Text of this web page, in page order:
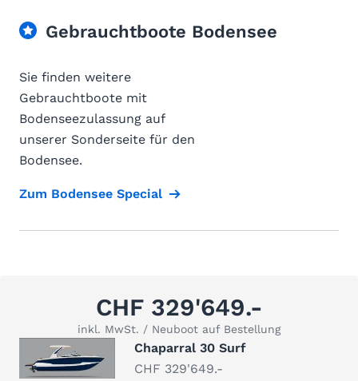
Gebrauchtboote Bodensee
Sie finden weitere
Gebrauchtboote mit
Bodenseezulassung auf
unserer Sonderseite für den
Bodensee.
Zum Bodensee Special
CHF 329'649.-
inkl. MwSt. / Neuboot auf Bestellung
Chaparral 30 Surf
CHF 329'649.-